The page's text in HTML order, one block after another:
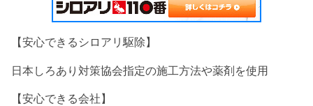
【安心できるシロアリ駆除】
日本しろあり対策協会指定の施工方法や薬剤を使用
【安心できる会社】